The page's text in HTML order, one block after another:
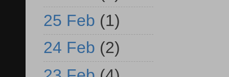
25 Feb (1)
24 Feb (2)